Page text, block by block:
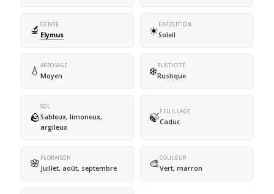
🔬 GENRE
Elymus ☀️EXPOSITION
Soleil
💧 ARROSAGE
Moyen ❄️RUSTICITÉ
Rustique
🪨
SOL
Sableux, limoneux,
argileux
🍃FEUILLAGE
Caduc
🌸 FLORAISON
Juillet, août, septembre 🎨COULEUR
Vert, marron